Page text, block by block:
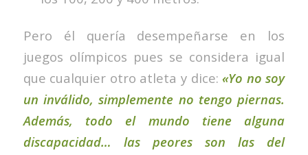
Pero él quería desempeñarse en los
juegos olímpicos pues se considera igual
que cualquier otro atleta y dice:«Yo no soy
un inválido, simplemente no tengo piernas.
Además, todo el mundo tiene alguna
discapacidad… las peores son las del